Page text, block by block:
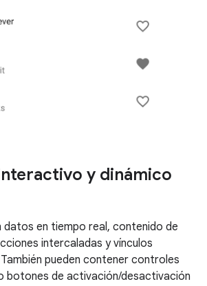
y dinámico
datos en tiempo real, contenido de
intercaladas y vínculos
pueden contener controles
botones de activación/desactivación